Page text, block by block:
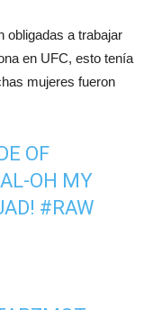
obligadas a trabajar
en UFC, esto tenía
mujeres fueron
OF
OH MY
#RAW